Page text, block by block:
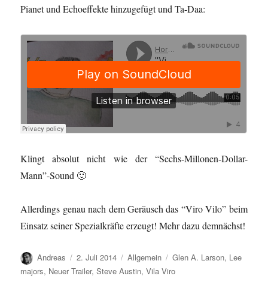
Pianet und Echoeffekte hinzugefügt und Ta-Daa:
Klingt absolut nicht wie der “Sechs-Millonen-Dollar-
Mann”-Sound 🙂
Allerdings genau nach dem Geräusch das “Viro Vilo” beim
Einsatz seiner Spezialkräfte erzeugt! Mehr dazu demnächst!
Autor
Andreas
Veröffentlicht
am
2. Juli 2014 Kategorien
Allgemein Schlagwörter
Glen A. Larson, Lee
majors, Neuer Trailer,Steve Austin,Vila Viro